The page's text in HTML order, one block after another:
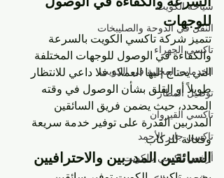
سياحة الكويت
النقل في الدوحة والصليبخات
تاكسي الجهراء
الخدمات المحلية في الكويت
توصيل المطار
تاكسي القيروان
تاكسي جابر الأحمد
أرخص تاكسي بالكويت
للوجهات
تتميز شركة تاكسي الكويت بالسرعة
والكفاءة في الوصول للوجهات المختلفة
التي يحتاج إليها العملاء. فلا داعي للانتظار
طويلاً أو القلق بشأن الوصول في وقته
المحدد، حيث يضمن فريق السائقين
المدربين القدرة على توفير خدمة سريعة
وفعالة للركاب.
السائقين المدربين والاحترافيين